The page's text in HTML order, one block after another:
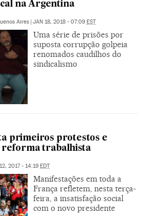
na Argentina
Aires | JAN 18, 2018 - 07:09 EST
Uma série de prisões por
suposta corrupção golpeia
renomados caudilhos do
sindicalismo
primeiros protestos e
reforma trabalhista
2017 - 14:19 EDT
Manifestações em toda a
França refletem, nesta terça-
feira, a insatisfação social
com o novo presidente